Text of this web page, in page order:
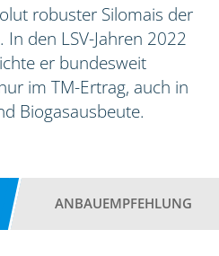
robuster Silomais der
den LSV-Jahren 2022
er bundesweit
im TM-Ertrag, auch in
Biogasausbeute.
ANBAUEMPFEHLUNG